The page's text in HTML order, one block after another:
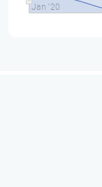
Jan '20